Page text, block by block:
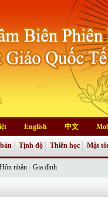
English 中文
Tịnh độ Thiền học Mật
Hôn nhân - Gia đình